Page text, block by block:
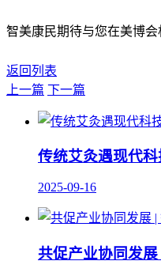
智美康民期待与您在美博会
返回列表
上一篇 下一篇
传统艾灸遇现代
2025-09-16
共促产业协同发